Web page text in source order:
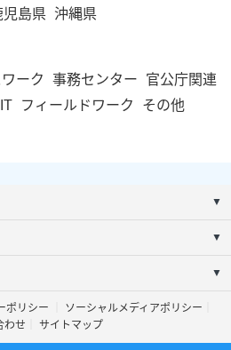
児島県 沖縄県
ーク 事務センター
官公庁関連
フィールドワーク その他
▼
▼
▼
ポリシー
ソーシャルメディアポリシー
わせ
サイトマップ